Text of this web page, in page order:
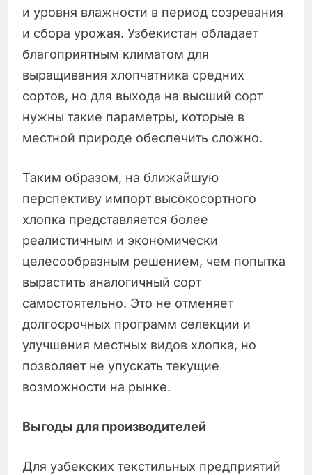
и уровня влажности в период созревания
и сбора урожая. Узбекистан обладает
благоприятным климатом для
выращивания хлопчатника средних
сортов, но для выхода на высший сорт
нужны такие параметры, которые в
местной природе обеспечить сложно.
Таким образом, на ближайшую
перспективу импорт высокосортного
хлопка представляется более
реалистичным и экономически
целесообразным решением, чем попытка
вырастить аналогичный сорт
самостоятельно. Это не отменяет
долгосрочных программ селекции и
улучшения местных видов хлопка, но
позволяет не упускать текущие
возможности на рынке.
Выгоды для производителей
Для узбекских текстильных предприятий